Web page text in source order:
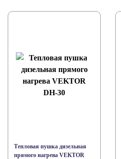
Тепловая пушка дизельная
прямого нагрева VEKTOR